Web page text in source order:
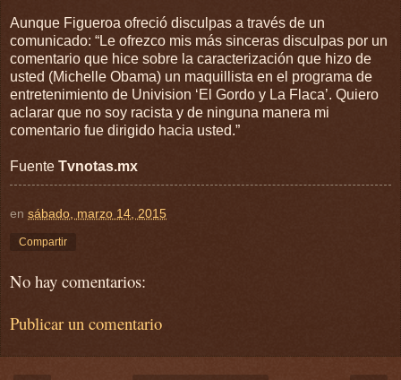
Aunque Figueroa ofreció disculpas a través de un
comunicado: “Le ofrezco mis más sinceras disculpas por un
comentario que hice sobre la caracterización que hizo de
usted (Michelle Obama) un maquillista en el programa de
entretenimiento de Univision ‘El Gordo y La Flaca’. Quiero
aclarar que no soy racista y de ninguna manera mi
comentario fue dirigido hacia usted.”
Fuente Tvnotas.mx
en sábado, marzo 14, 2015
Compartir
No hay comentarios:
Publicar un comentario